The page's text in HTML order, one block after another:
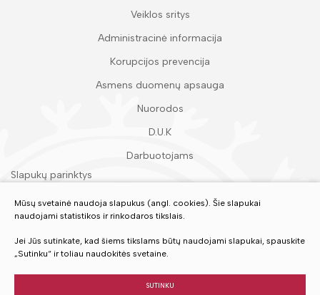
Veiklos sritys
Administracinė informacija
Korupcijos prevencija
Asmens duomenų apsauga
Nuorodos
D.U.K
Darbuotojams
Slapukų parinktys
Įvertinkite mūsų paslaugas
Mūsų svetainė naudoja slapukus (angl. cookies). Šie slapukai
naudojami statistikos ir rinkodaros tikslais.
Jei Jūs sutinkate, kad šiems tikslams būtų naudojami slapukai, spauskite
„Sutinku“ ir toliau naudokitės svetaine.
SUTINKU